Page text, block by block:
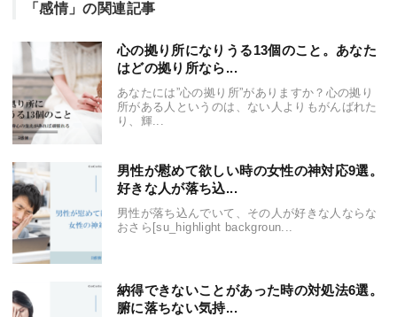
「感情」の関連記事
心の拠り所になりうる13個のこと。あなた
はどの拠り所なら...
あなたには”心の拠り所”がありますか？心の拠り
所がある人というのは、ない人よりもがんばれた
り、輝...
男性が慰めて欲しい時の女性の神対応9選。
好きな人が落ち込...
男性が落ち込んでいて、その人が好きな人ならな
おさら[su_highlight backgroun...
納得できないことがあった時の対処法6選。
腑に落ちない気持...